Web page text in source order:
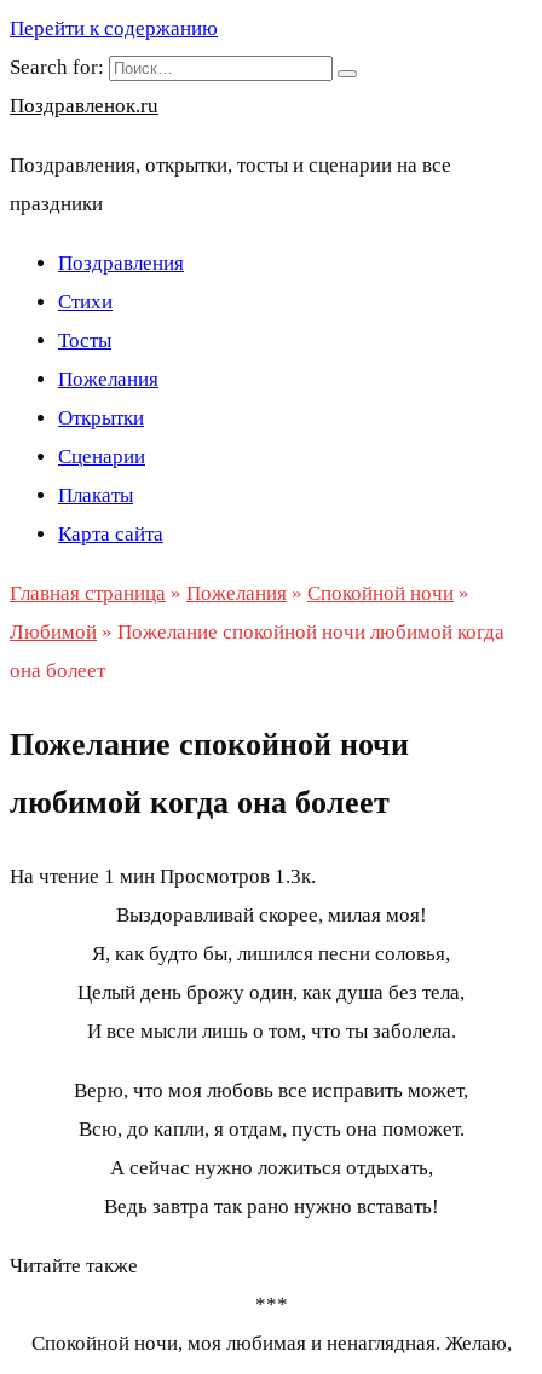
Перейти к содержанию
Search for:
Поздравленок.ru
Поздравления, открытки, тосты и сценарии на все
праздники
Поздравления
Стихи
Тосты
Пожелания
Открытки
Сценарии
Плакаты
Карта сайта
Главная страница » Пожелания » Спокойной ночи »
Любимой » Пожелание спокойной ночи любимой когда
она болеет
Пожелание спокойной ночи
любимой когда она болеет
На чтение 1 мин Просмотров 1.3к.
Выздоравливай скорее, милая моя!
Я, как будто бы, лишился песни соловья,
Целый день брожу один, как душа без тела,
И все мысли лишь о том, что ты заболела.
Верю, что моя любовь все исправить может,
Всю, до капли, я отдам, пусть она поможет.
А сейчас нужно ложиться отдыхать,
Ведь завтра так рано нужно вставать!
Читайте также
***
Спокойной ночи, моя любимая и ненаглядная. Желаю,